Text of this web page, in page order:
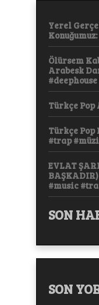
Yerel
Ölürsem
Arabesk
Türkçe Pop
Türkçe Pop
#trap
EVLAT
#music
SON
SON